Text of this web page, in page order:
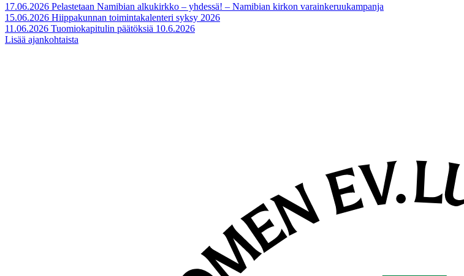
17.06.2026 Pelastetaan Namibian alkukirkko – yhdessä! – Namibian kirkon varainkeruukampanja
15.06.2026 Hiippakunnan toimintakalenteri syksy 2026
11.06.2026 Tuomiokapitulin päätöksiä 10.6.2026
Lisää ajankohtaista